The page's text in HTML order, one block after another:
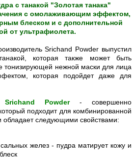
с танакой "Золотая танака"
с омолаживающим эффектом,
блеском и с дополнительной
от ультрафиолета.
Srichand Powder выпустил
которая также может быть
тонизирующей нежной маски для лица
которая подойдет даже для
Powder- совершенно
подходит для комбинированной
обладает следующими свойствами:
желез - пудра матирует кожу и